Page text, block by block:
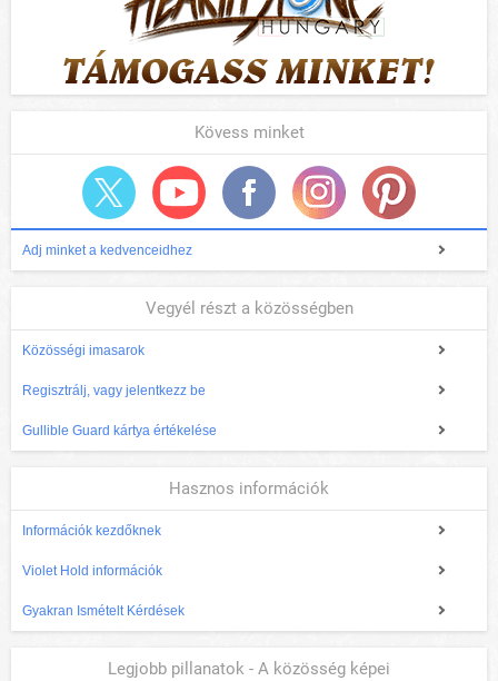
Kövess minket
Adj minket a kedvenceidhez
Vegyél részt a közösségben
Közösségi imasarok
Regisztrálj, vagy jelentkezz be
Gullible Guard kártya értékelése
Hasznos információk
Információk kezdőknek
Violet Hold információk
Gyakran Ismételt Kérdések
Legjobb pillanatok - A közösség képei